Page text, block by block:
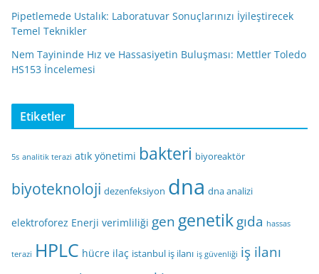
Pipetlemede Ustalık: Laboratuvar Sonuçlarınızı İyileştirecek
Temel Teknikler
Nem Tayininde Hız ve Hassasiyetin Buluşması: Mettler Toledo
HS153 İncelemesi
Etiketler
5s analitik terazi atık yönetimi bakteri biyoreaktör
biyoteknoloji dezenfeksiyon dna dna analizi
elektroforez Enerji verimliliği gen genetikgıda hassas
terazi HPLC hücre ilaç istanbul iş ilanı iş güvenliği iş ilanı